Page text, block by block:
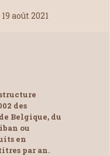
août 2021
des
Belgique, du
ou
en
par an.